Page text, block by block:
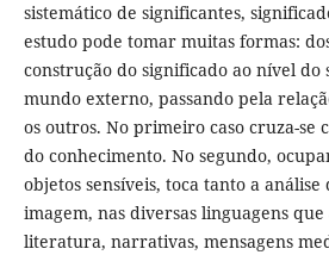
sistemático de significantes,
estudo pode tomar muitas formas:
construção do significado ao nível do
mundo externo, passando pela
os outros. No primeiro caso cruza-se
do conhecimento. No segundo,
objetos sensíveis, toca tanto a
imagem, nas diversas linguagens que
literatura, narrativas, mensagens